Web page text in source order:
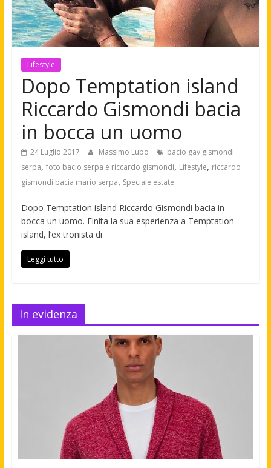
Lifestyle
Dopo Temptation island
Riccardo Gismondi bacia
in bocca un uomo
24 Luglio 2017 Massimo Lupo
bacio gay gismondi
serpa, foto bacio serpa e riccardo gismondi, Lifestyle, riccardo
gismondi bacia mario serpa, Speciale estate
Dopo Temptation island Riccardo Gismondi bacia in
bocca un uomo. Finita la sua esperienza a Temptation
island, l’ex tronista di
Leggi tutto
In evidenza